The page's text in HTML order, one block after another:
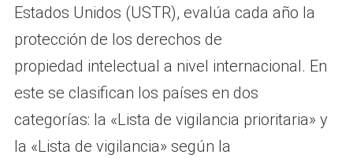
Estados Unidos (USTR), evalúa cada año la
protección de los derechos de
propiedad intelectual a nivel internacional. En
este se clasifican los países en dos
categorías: la «Lista de vigilancia prioritaria» y
la «Lista de vigilancia» según la